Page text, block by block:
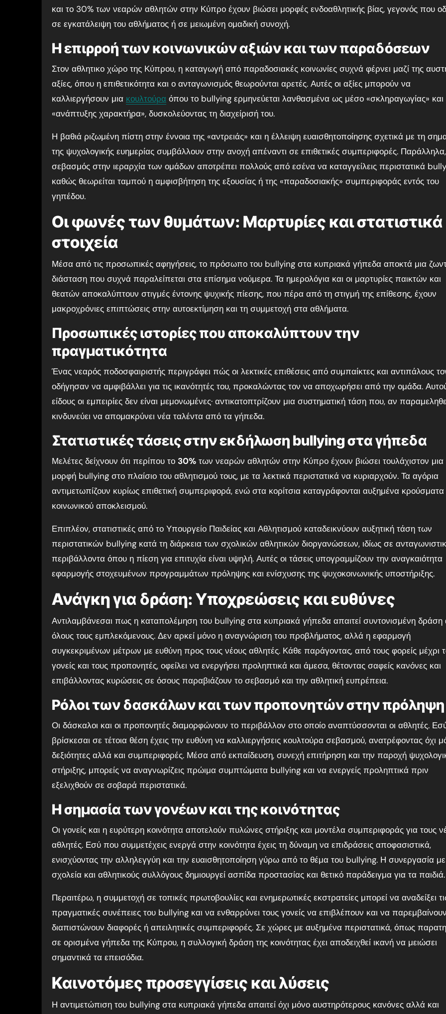
και το 30% των νεαρών αθλητών στην Κύπρο έχουν βιώσει μορφές ενδοαθλητικής βίας, γεγονός που
σε εγκατάλειψη του αθλήματος ή σε μειωμένη ομαδική συνοχή.
Η επιρροή των κοινωνικών αξιών και των παραδόσεων
Στον αθλητικο χώρο της Κύπρου, η καταγωγή από παραδοσιακές κοινωνίες συχνά φέρνει μαζί της
αξίες, όπου η επιθετικότητα και ο ανταγωνισμός θεωρούνται αρετές. Αυτές οι αξίες μπορούν να
καλλιεργήσουν μια κουλτούρα όπου το bullying ερμηνεύεται λανθασμένα ως μέσο «σκληραγωγίας» και
«ανάπτυξης χαρακτήρα», δυσκολεύοντας τη διαχείρισή του.
Η βαθιά ριζωμένη πίστη στην έννοια της «αντρειάς» και η έλλειψη ευαισθητοποίησης σχετικά με τη
της ψυχολογικής ευημερίας συμβάλλουν στην ανοχή απέναντι σε επιθετικές συμπεριφορές.
σεβασμός στην ιεραρχία των ομάδων αποτρέπει πολλούς από εσένα να καταγγείλεις περιστατικά
καθώς θεωρείται ταμπού η αμφισβήτηση της εξουσίας ή της «παραδοσιακής» συμπεριφοράς εντός του
γηπέδου.
Οι φωνές των θυμάτων: Μαρτυρίες και στατιστικά
στοιχεία
Μέσα από τις προσωπικές αφηγήσεις, το πρόσωπο του bullying στα κυπριακά γήπεδα αποκτά μια
διάσταση που συχνά παραλείπεται στα επίσημα νούμερα. Τα ημερολόγια και οι μαρτυρίες παικτών και
θεατών αποκαλύπτουν στιγμές έντονης ψυχικής πίεσης, που πέρα από τη στιγμή της επίθεσης, έχουν
μακροχρόνιες επιπτώσεις στην αυτοεκτίμηση και τη συμμετοχή στα αθλήματα.
Προσωπικές ιστορίες που αποκαλύπτουν την
πραγματικότητα
Ένας νεαρός ποδοσφαιριστής περιγράφει πώς οι λεκτικές επιθέσεις από συμπαίκτες και αντιπάλους
οδήγησαν να αμφιβάλλει για τις ικανότητές του, προκαλώντας τον να αποχωρήσει από την ομάδα.
είδους οι εμπειρίες δεν είναι μεμονωμένες· αντικατοπτρίζουν μια συστηματική τάση που, αν
κινδυνεύει να απομακρύνει νέα ταλέντα από τα γήπεδα.
Στατιστικές τάσεις στην εκδήλωση bullying στα γήπεδα
Μελέτες δείχνουν ότι περίπου το 30% των νεαρών αθλητών στην Κύπρο έχουν βιώσει τουλάχιστον μια
μορφή bullying στο πλαίσιο του αθλητισμού τους, με τα λεκτικά περιστατικά να κυριαρχούν. Τα αγόρια
αντιμετωπίζουν κυρίως επιθετική συμπεριφορά, ενώ στα κορίτσια καταγράφονται αυξημένα κρούσματα
κοινωνικού αποκλεισμού.
Επιπλέον, στατιστικές από το Υπουργείο Παιδείας και Αθλητισμού καταδεικνύουν αυξητική τάση των
περιστατικών bullying κατά τη διάρκεια των σχολικών αθλητικών διοργανώσεων, ιδίως σε
περιβάλλοντα όπου η πίεση για επιτυχία είναι υψηλή. Αυτές οι τάσεις υπογραμμίζουν την αναγκαιότητα
εφαρμογής στοχευμένων προγραμμάτων πρόληψης και ενίσχυσης της ψυχοκοινωνικής υποστήριξης.
Ανάγκη για δράση: Υποχρεώσεις και ευθύνες
Αντιλαμβάνεσαι πως η καταπολέμηση του bullying στα κυπριακά γήπεδα απαιτεί συντονισμένη
όλους τους εμπλεκόμενους. Δεν αρκεί μόνο η αναγνώριση του προβλήματος, αλλά η εφαρμογή
συγκεκριμένων μέτρων με ευθύνη προς τους νέους αθλητές. Κάθε παράγοντας, από τους φορείς μέχρι
γονείς και τους προπονητές, οφείλει να ενεργήσει προληπτικά και άμεσα, θέτοντας σαφείς κανόνες και
επιβάλλοντας κυρώσεις σε όσους παραβιάζουν το σεβασμό και την αθλητική ευπρέπεια.
Ρόλοι των δασκάλων και των προπονητών στην πρόληψη
Οι δάσκαλοι και οι προπονητές διαμορφώνουν το περιβάλλον στο οποίο αναπτύσσονται οι αθλητές.
βρίσκεσαι σε τέτοια θέση έχεις την ευθύνη να καλλιεργήσεις κουλτούρα σεβασμού, ανατρέφοντας όχι
δεξιότητες αλλά και συμπεριφορές. Μέσα από εκπαίδευση, συνεχή επιτήρηση και την παροχή
στήριξης, μπορείς να αναγνωρίζεις πρώιμα συμπτώματα bullying και να ενεργείς προληπτικά πριν
εξελιχθούν σε σοβαρά περιστατικά.
Η σημασία των γονέων και της κοινότητας
Οι γονείς και η ευρύτερη κοινότητα αποτελούν πυλώνες στήριξης και μοντέλα συμπεριφοράς για τους
αθλητές. Εσύ που συμμετέχεις ενεργά στην κοινότητα έχεις τη δύναμη να επιδράσεις αποφασιστικά,
ενισχύοντας την αλληλεγγύη και την ευαισθητοποίηση γύρω από το θέμα του bullying. Η συνεργασία με
σχολεία και αθλητικούς συλλόγους δημιουργεί ασπίδα προστασίας και θετικό παράδειγμα για τα παιδιά.
Περαιτέρω, η συμμετοχή σε τοπικές πρωτοβουλίες και ενημερωτικές εκστρατείες μπορεί να αναδείξει
πραγματικές συνέπειες του bullying και να ενθαρρύνει τους γονείς να επιβλέπουν και να
διαπιστώνουν διαφορές ή απειλητικές συμπεριφορές. Σε χώρες με αυξημένα περιστατικά, όπως
σε ορισμένα γήπεδα της Κύπρου, η συλλογική δράση της κοινότητας έχει αποδειχθεί ικανή να μειώσει
σημαντικά τα επεισόδια.
Καινοτόμες προσεγγίσεις και λύσεις
Η αντιμετώπιση του bullying στα κυπριακά γήπεδα απαιτεί όχι μόνο αυστηρότερους κανόνες αλλά και